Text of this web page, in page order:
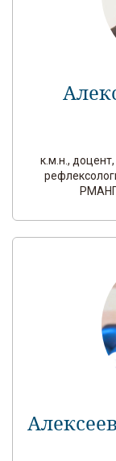
к.м.н.,